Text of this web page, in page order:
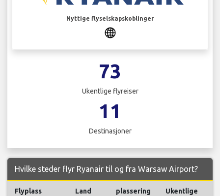
Nyttige flyselskapskoblinger
73
Ukentlige flyreiser
11
Destinasjoner
Hvilke steder flyr Ryanair til og fra Warsaw Airport?
Flyplass Land plassering
Ukentlige